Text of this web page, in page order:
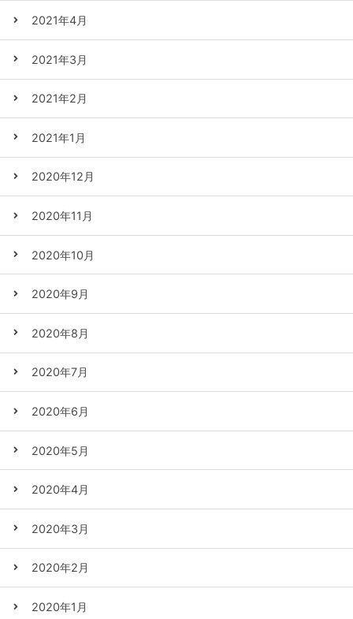
2021年4月
2021年3月
2021年2月
2021年1月
2020年12月
2020年11月
2020年10月
2020年9月
2020年8月
2020年7月
2020年6月
2020年5月
2020年4月
2020年3月
2020年2月
2020年1月